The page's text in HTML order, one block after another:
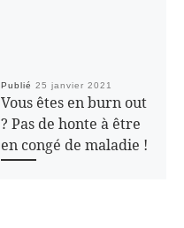
Publié 25 janvier 2021
Vous êtes en burn out
? Pas de honte à être
en congé de maladie !